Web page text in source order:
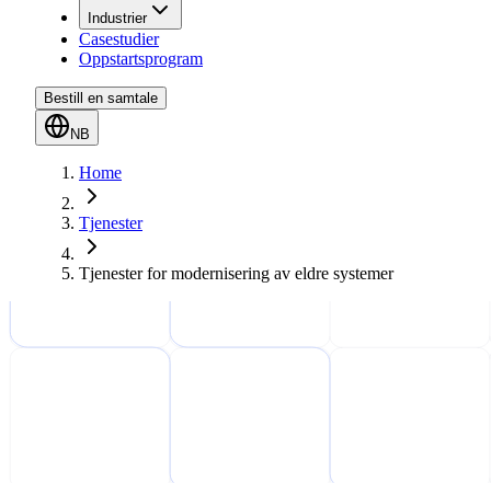
Industrier
Casestudier
Oppstartsprogram
Bestill en samtale
NB
Home
Tjenester
Tjenester for modernisering av eldre systemer